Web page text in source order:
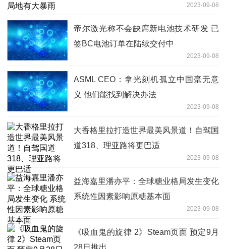
2023-09-08
帝尔激光称不会缺席新电池技术研发 已
签BC电池订单在陆续交付中
2023-09-08
ASML CEO：拿光刻机孤立中国毫无意
义 他们能找到解决办法
2023-09-08
大香格里拉打造世界最美风景道！自驾国
道318、理亚路将更巴适
2023-09-08
益海嘉里潘亦平：全球糖业格局发生变化
系统性因素影响原糖基本面
2023-09-08
《吸血鬼的旋律 2》Steam页面 预定9月
28日推出